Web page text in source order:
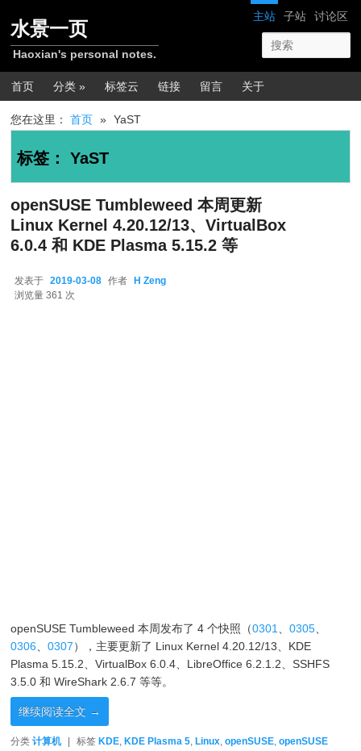
网站导航
主站 子站 讨论区
水景一页
Haoxian's personal notes.
主菜单
首页 分类 » 标签云 链接 留言 关于
您在这里：首页 » YaST
标签：YaST
openSUSE Tumbleweed 本周更新
Linux Kernel 4.20.12/13、VirtualBox
6.0.4 和 KDE Plasma 5.15.2 等
发表于 2019-03-08 作者 H Zeng
浏览量 361 次
openSUSE Tumbleweed 本周发布了 4 个快照（0301、0305、
0306、0307），主要更新了 Linux Kernel 4.20.12/13、KDE
Plasma 5.15.2、VirtualBox 6.0.4、LibreOffice 6.2.1.2、SSHFS
3.5.0 和 WireShark 2.6.7 等等。
继续阅读全文 →
分类 计算机 标签 KDE, KDE Plasma 5, Linux,openSUSE,openSUSE